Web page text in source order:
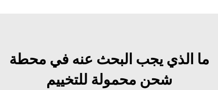
ما الذي يجب البحث عنه في محطة
شحن محمولة للتخييم